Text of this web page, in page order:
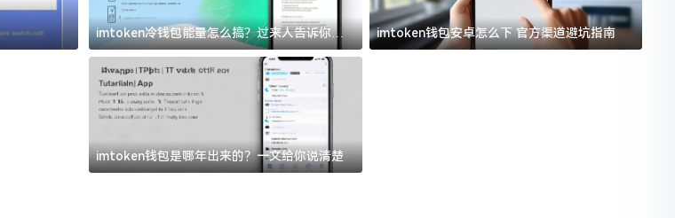
imtoken官方下载
imtoken冷钱包能量怎么搞？过来人告诉你门
道
imtoken钱包安卓怎么下 官方渠道避坑指南
imtoken钱包是哪年出来的？一文给你说清楚